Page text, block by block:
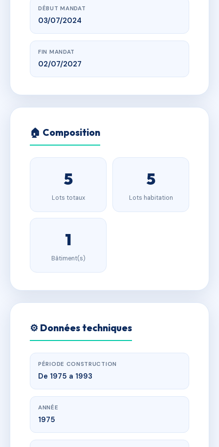
DÉBUT MANDAT
03/07/2024
FIN MANDAT
02/07/2027
🏠 Composition
5
Lots totaux
5
Lots habitation
1
Bâtiment(s)
⚙️ Données techniques
PÉRIODE CONSTRUCTION
De 1975 a 1993
ANNÉE
1975